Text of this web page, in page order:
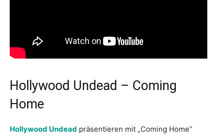
Hollywood Undead – Coming
Home
Hollywood Undead präsentieren mit „Coming Home“